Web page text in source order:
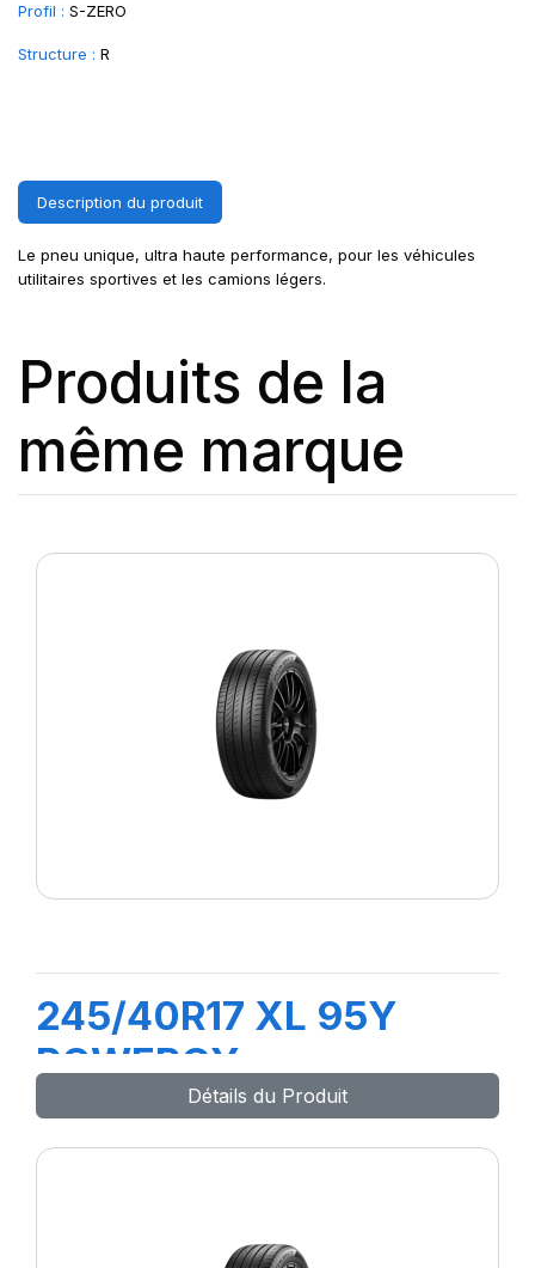
Profil : S-ZERO
Structure : R
Description du produit
Le pneu unique, ultra haute performance, pour les véhicules
utilitaires sportives et les camions légers.
Produits de la
même marque
245/40R17 XL 95Y
POWERGY
Détails du Produit